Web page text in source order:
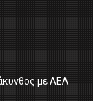
με ΑΕΛ